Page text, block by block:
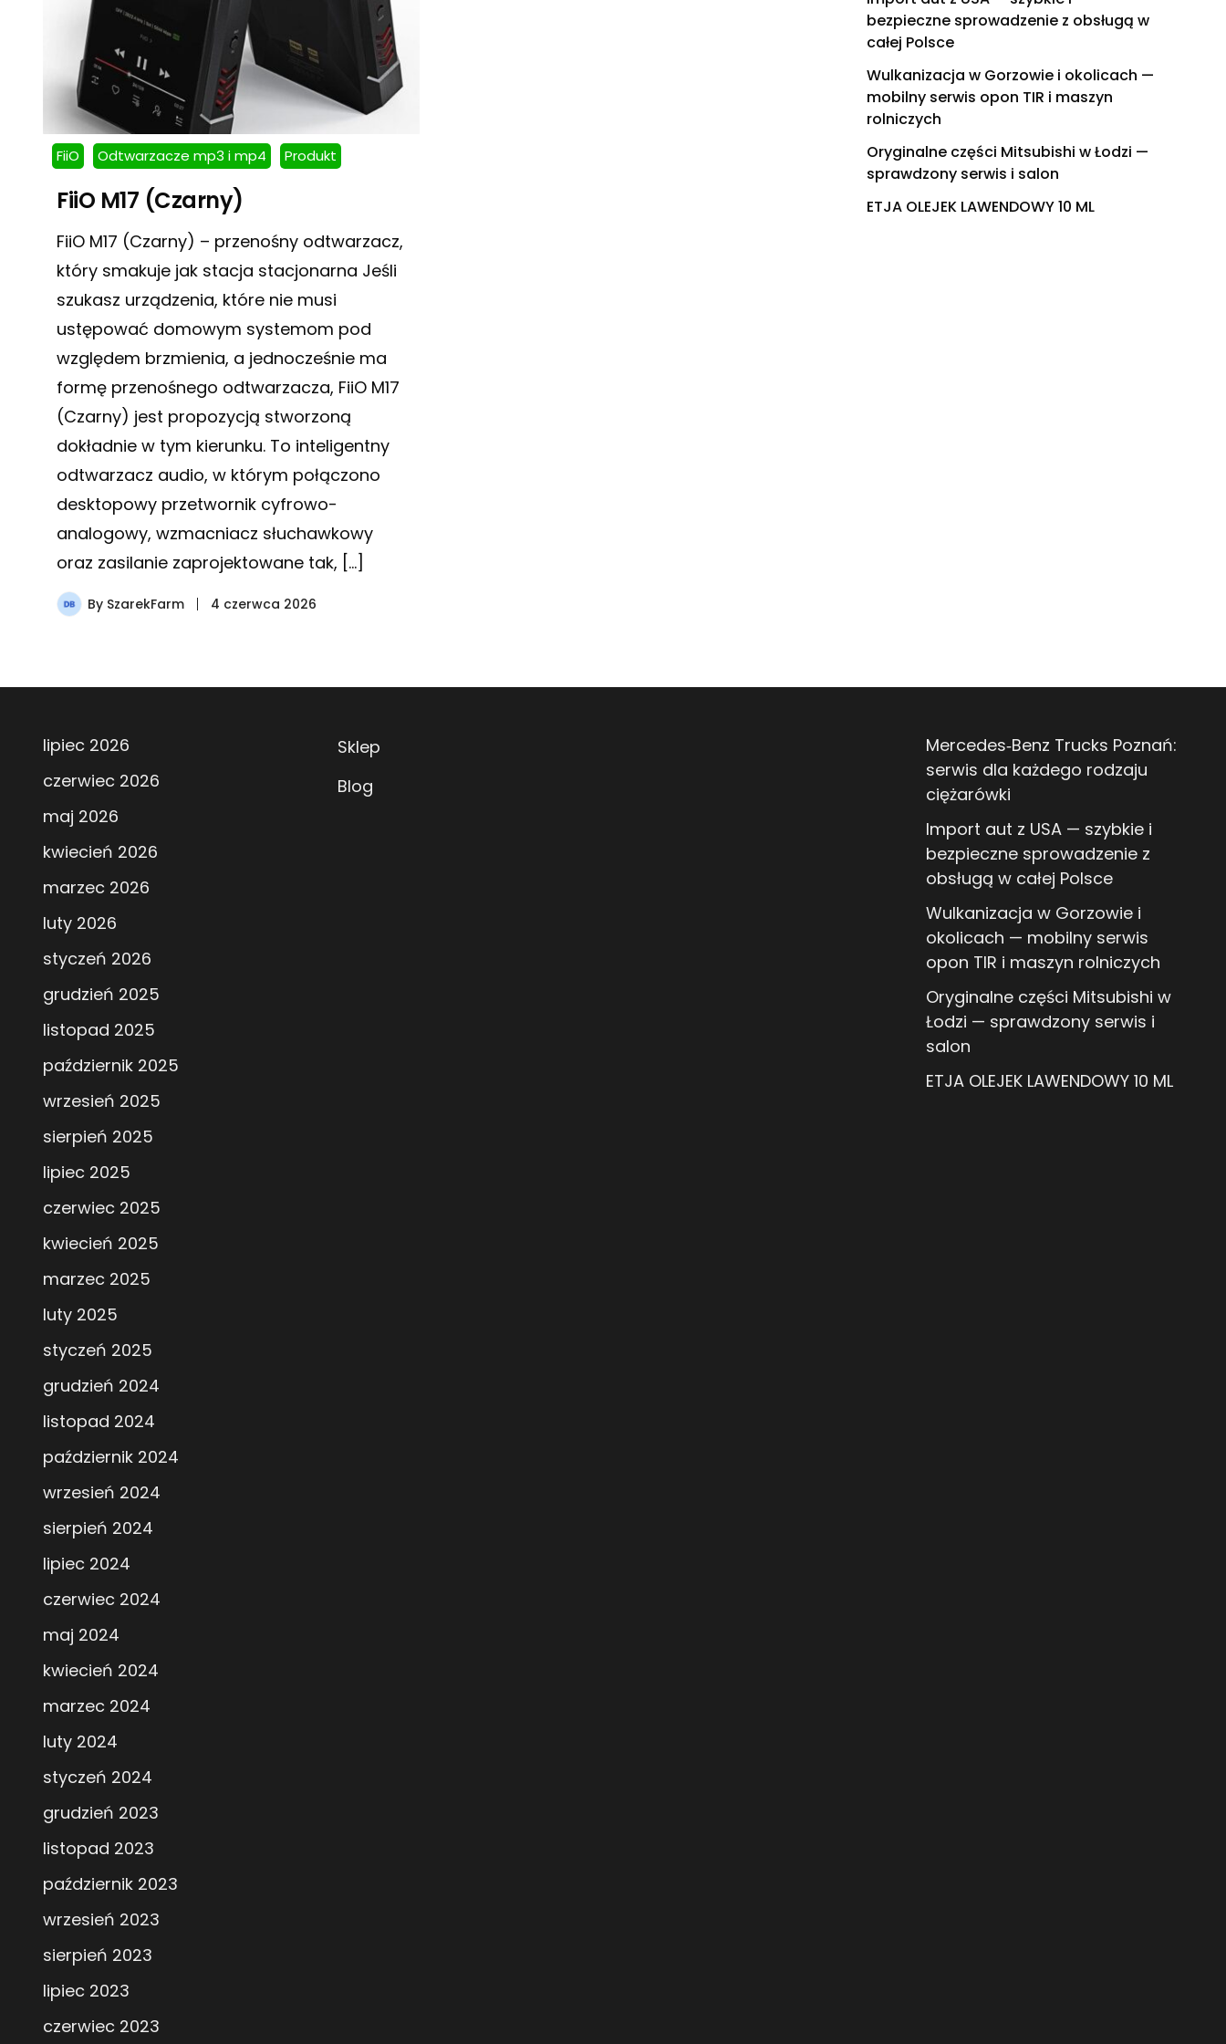
FiiO Odtwarzacze mp3 i mp4 Produkt
FiiO M17 (Czarny)
FiiO M17 (Czarny) – przenośny odtwarzacz,
który smakuje jak stacja stacjonarna Jeśli
szukasz urządzenia, które nie musi
ustępować domowym systemom pod
względem brzmienia, a jednocześnie ma
formę przenośnego odtwarzacza, FiiO M17
(Czarny) jest propozycją stworzoną
dokładnie w tym kierunku. To inteligentny
odtwarzacz audio, w którym połączono
desktopowy przetwornik cyfrowo-
analogowy, wzmacniacz słuchawkowy
oraz zasilanie zaprojektowane tak, […]
By SzarekFarm 4 czerwca 2026
bezpieczne sprowadzenie z obsługą w
całej Polsce
Wulkanizacja w Gorzowie i okolicach —
mobilny serwis opon TIR i maszyn
rolniczych
Oryginalne części Mitsubishi w Łodzi —
sprawdzony serwis i salon
ETJA OLEJEK LAWENDOWY 10 ML
lipiec 2026
czerwiec 2026
maj 2026
kwiecień 2026
marzec 2026
luty 2026
styczeń 2026
grudzień 2025
listopad 2025
październik 2025
wrzesień 2025
sierpień 2025
lipiec 2025
czerwiec 2025
kwiecień 2025
marzec 2025
luty 2025
styczeń 2025
grudzień 2024
listopad 2024
październik 2024
wrzesień 2024
sierpień 2024
lipiec 2024
czerwiec 2024
maj 2024
kwiecień 2024
marzec 2024
luty 2024
styczeń 2024
grudzień 2023
listopad 2023
październik 2023
wrzesień 2023
sierpień 2023
lipiec 2023
czerwiec 2023
Sklep
Blog
Mercedes‑Benz Trucks Poznań:
serwis dla każdego rodzaju
ciężarówki
Import aut z USA — szybkie i
bezpieczne sprowadzenie z
obsługą w całej Polsce
Wulkanizacja w Gorzowie i
okolicach — mobilny serwis
opon TIR i maszyn rolniczych
Oryginalne części Mitsubishi w
Łodzi — sprawdzony serwis i
salon
ETJA OLEJEK LAWENDOWY 10 ML